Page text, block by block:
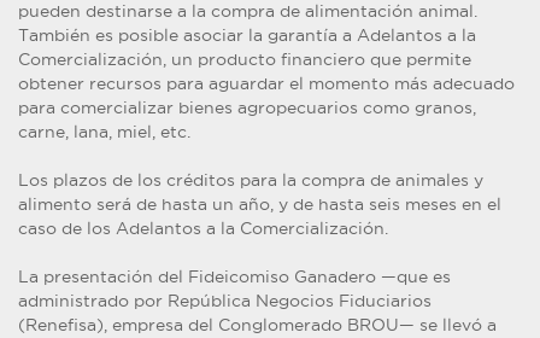
pueden destinarse a la compra de alimentación animal.
También es posible asociar la garantía a Adelantos a la
Comercialización, un producto financiero que permite
obtener recursos para aguardar el momento más adecuado
para comercializar bienes agropecuarios como granos,
carne, lana, miel, etc.
Los plazos de los créditos para la compra de animales y
alimento será de hasta un año, y de hasta seis meses en el
caso de los Adelantos a la Comercialización.
La presentación del Fideicomiso Ganadero —que es
administrado por República Negocios Fiduciarios
(Renefisa), empresa del Conglomerado BROU— se llevó a